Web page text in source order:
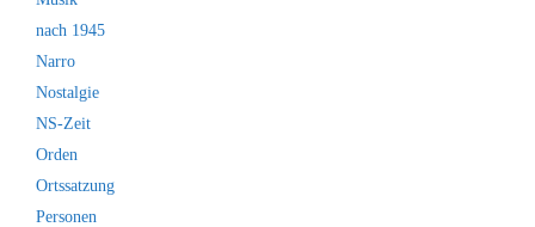
nach 1945
Narro
Nostalgie
NS-Zeit
Orden
Ortssatzung
Personen